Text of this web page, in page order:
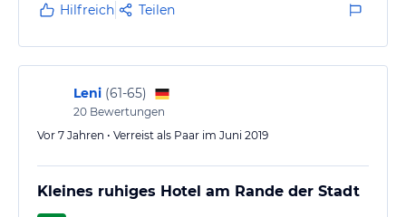
Hilfreich Teilen
Leni (61-65)
20 Bewertungen
Vor 7 Jahren • Verreist als Paar im Juni 2019
Kleines ruhiges Hotel am Rande der Stadt